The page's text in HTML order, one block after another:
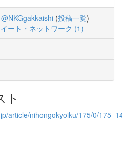
@NKGgakkaishi (投稿一覧)
ート・ネットワーク (1)
ト
article/nihongokyoiku/175/0/